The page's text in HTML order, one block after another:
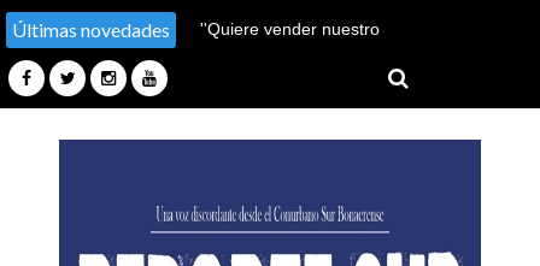
Últimas novedades
''Hay un millón de pobres